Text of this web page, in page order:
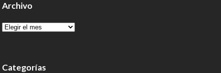
Archivo
Archivo
Categorías